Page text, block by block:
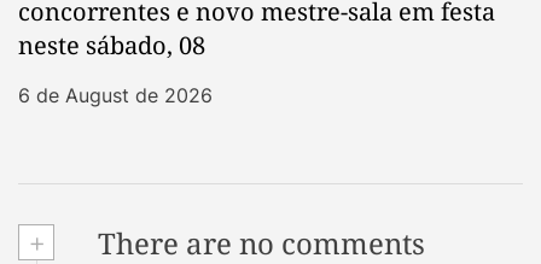
concorrentes e novo mestre-sala em festa
neste sábado, 08
6 de August de 2026
+ There are no comments